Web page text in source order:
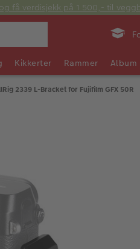
og få verdisjekk på 1 500,- til
Kikkerter Rammer Album
2339 L-Bracket for Fujifilm GFX 50R